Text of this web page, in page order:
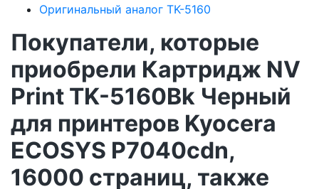
Оригинальный аналог TK-5160
Покупатели, которые
приобрели Картридж NV
Print TK-5160Bk Черный
для принтеров Kyocera
ECOSYS P7040cdn,
16000 страниц, также